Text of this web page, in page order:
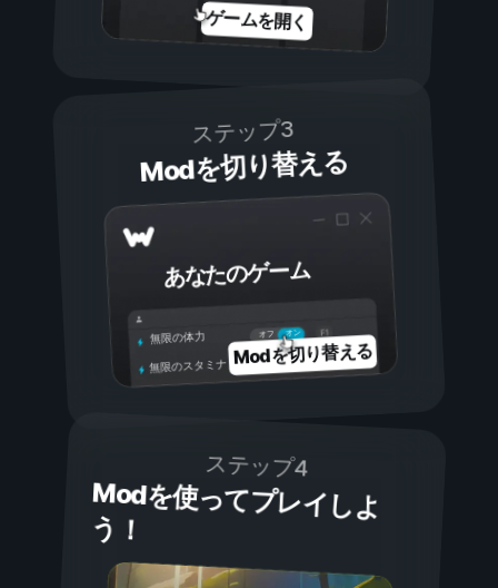
ゲームを開く
ステップ3
Modを切り替える
あなたのゲーム
オン
オフ
無限の体力
無限のスタミナ Modを切り替える
ステップ4
Modを使ってプレイしよ
う！